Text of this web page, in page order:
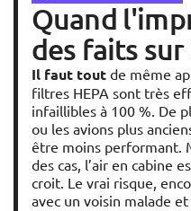
Quand
des faits sur
Il faut tout de même
filtres HEPA sont très
infaillibles à 100 %. De
ou les avions plus
être moins performant.
des cas, l’air en cabine
croit. Le vrai risque,
avec un voisin malade